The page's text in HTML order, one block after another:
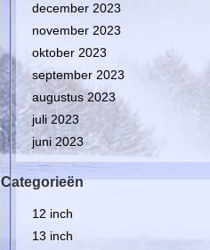
december 2023
november 2023
oktober 2023
september 2023
augustus 2023
juli 2023
juni 2023
Categorieën
12 inch
13 inch